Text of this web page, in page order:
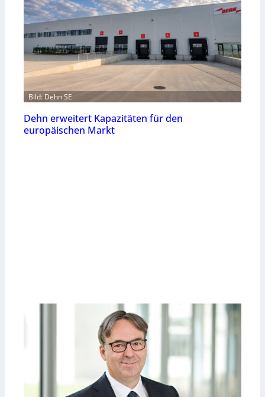
Bild: Dehn SE
Dehn erweitert Kapazitäten für den
europäischen Markt